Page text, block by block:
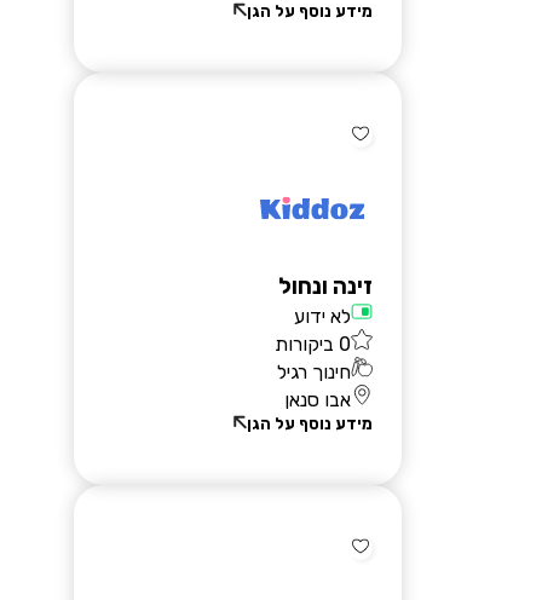
הרשמת הורים
מידע נוסף על הגן
זינה ונחול
לא ידוע
0 ביקורות
חינוך רגיל
אבו סנאן
מידע נוסף על הגן